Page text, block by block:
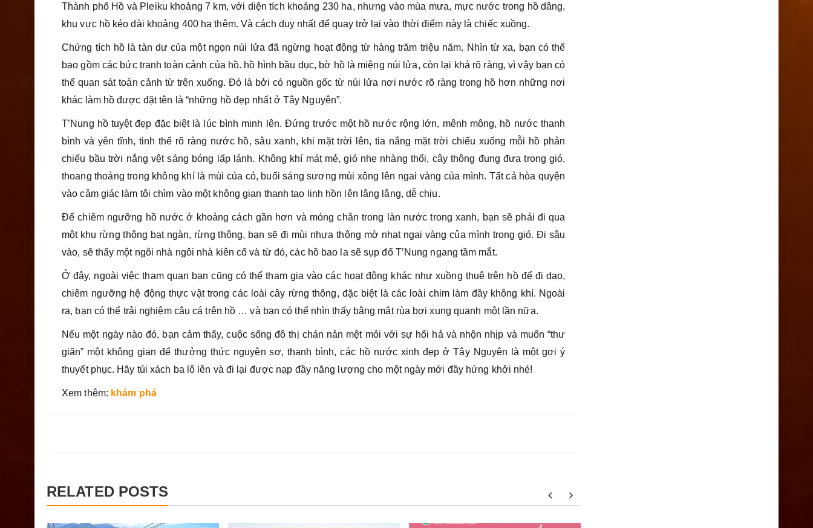
Thành phố Hồ và Pleiku khoảng 7 km, với diện tích khoảng 230 ha, nhưng vào mùa mưa, mực nước trong hồ dâng,
khu vực hồ kéo dài khoảng 400 ha thêm. Và cách duy nhất để quay trở lại vào thời điểm này là chiếc xuồng.
Chứng tích hồ là tàn dư của một ngọn núi lửa đã ngừng hoạt động từ hàng trăm triệu năm. Nhìn từ xa, bạn có thể
bao gồm các bức tranh toàn cảnh của hồ. hồ hình bầu dục, bờ hồ là miệng núi lửa, còn lại khá rõ ràng, vì vậy bạn có
thể quan sát toàn cảnh từ trên xuống. Đó là bởi có nguồn gốc từ núi lửa nơi nước rõ ràng trong hồ hơn những nơi
khác làm hồ được đặt tên là “những hồ đẹp nhất ở Tây Nguyên”.
T’Nung hồ tuyệt đẹp đặc biệt là lúc bình minh lên. Đứng trước một hồ nước rộng lớn, mênh mông, hồ nước thanh
bình và yên tĩnh, tinh thể rõ ràng nước hồ, sâu xanh, khi mặt trời lên, tia nắng mặt trời chiếu xuống mỗi hồ phản
chiếu bầu trời nắng vệt sáng bóng lấp lánh. Không khí mát mẻ, gió nhẹ nhàng thổi, cây thông đung đưa trong gió,
thoang thoảng trong không khí là mùi của cỏ, buổi sáng sương mùi xông lên ngai vàng của mình. Tất cả hòa quyện
vào cảm giác làm tôi chìm vào một không gian thanh tao linh hồn lên lâng lâng, dễ chịu.
Để chiêm ngưỡng hồ nước ở khoảng cách gần hơn và móng chân trong làn nước trong xanh, bạn sẽ phải đi qua
một khu rừng thông bạt ngàn, rừng thông, bạn sẽ đi mùi nhựa thông mờ nhạt ngai vàng của mình trong gió. Đi sâu
vào, sẽ thấy một ngôi nhà ngôi nhà kiên cố và từ đó, các hồ bao la sẽ sụp đổ T’Nung ngang tầm mắt.
Ở đây, ngoài việc tham quan bạn cũng có thể tham gia vào các hoạt động khác như xuồng thuê trên hồ để đi dạo,
chiêm ngưỡng hệ động thực vật trong các loài cây rừng thông, đặc biệt là các loài chim làm đầy không khí. Ngoài
ra, bạn có thể trải nghiệm câu cá trên hồ … và bạn có thể nhìn thấy bằng mắt rùa bơi xung quanh một lần nữa.
Nếu một ngày nào đó, bạn cảm thấy, cuộc sống đô thị chán nản mệt mỏi với sự hối hả và nhộn nhịp và muốn “thư
giãn” một không gian để thưởng thức nguyên sơ, thanh bình, các hồ nước xinh đẹp ở Tây Nguyên là một gợi ý
thuyết phục. Hãy túi xách ba lô lên và đi lại được nạp đầy năng lượng cho một ngày mới đầy hứng khởi nhé!
Xem thêm: khám phá
RELATED POSTS